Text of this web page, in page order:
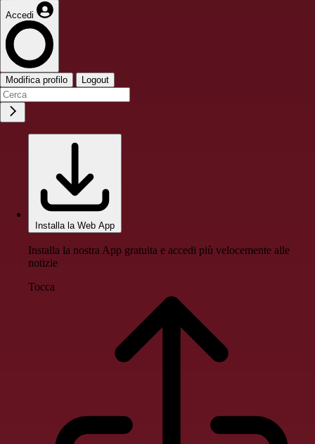
Accedi
Modifica profilo Logout
Installa la Web App
Installa la nostra App gratuita e accedi più velocemente alle
notizie
Tocca